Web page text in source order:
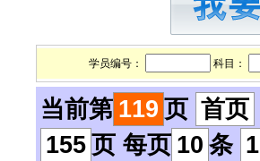
学员编号： 科目：
当前第 119 页 首页
155 页 每页 10 条 1